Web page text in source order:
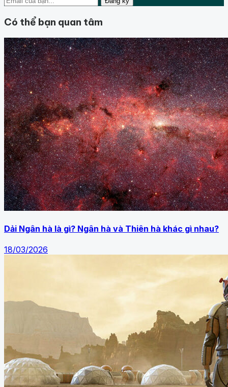
Có thể bạn quan tâm
Dải Ngân hà là gì? Ngân hà và Thiên hà khác gì nhau?
18/03/2026